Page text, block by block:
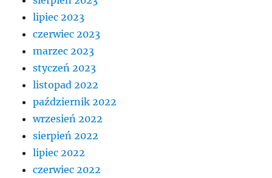
lipiec 2023
czerwiec 2023
marzec 2023
styczeń 2023
listopad 2022
październik 2022
wrzesień 2022
sierpień 2022
lipiec 2022
czerwiec 2022